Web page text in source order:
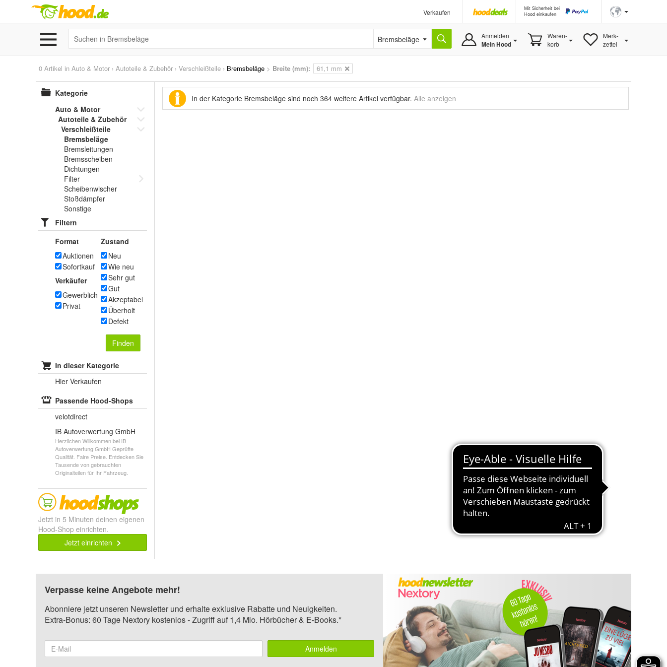
Verkaufen
Mit Sicherheit bei
Hood einkaufen
Bremsbeläge Anmelden
Mein Hood
Waren-
korb
Merk-
zettel
0 Artikel in Auto & Motor › Autoteile & Zubehör › Verschleißteile › Bremsbeläge > Breite (mm): 61,1 mm
Kategorie
Auto & Motor
Autoteile & Zubehör
Verschleißteile
Bremsbeläge
Bremsleitungen
Bremsscheiben
Dichtungen
Filter
Scheibenwischer
Stoßdämpfer
Sonstige
Filtern
Format
Auktionen
Sofortkauf
Verkäufer
Gewerblich
Privat
Zustand
Neu
Wie neu
Sehr gut
Gut
Akzeptabel
Überholt
Defekt
Finden
In dieser Kategorie
Hier Verkaufen
Passende Hood-Shops
velotdirect
IB Autoverwertung GmbH
Herzlichen Willkommen bei IB
Autoverwertung GmbH Geprüfte
Qualität. Faire Preise. Entdecken Sie
Tausende von gebrauchten
Originalteilen für Ihr Fahrzeug.
Jetzt in 5 Minuten deinen eigenen
Hood-Shop einrichten.
Jetzt einrichten
In der Kategorie Bremsbeläge sind noch 364 weitere Artikel verfügbar. Alle anzeigen
Verpasse keine Angebote mehr!
Abonniere jetzt unseren Newsletter und erhalte exklusive Rabatte und Neuigkeiten.
Extra-Bonus: 60 Tage Nextory kostenlos - Zugriff auf 1,4 Mio. Hörbücher & E-Books.*
Anmelden